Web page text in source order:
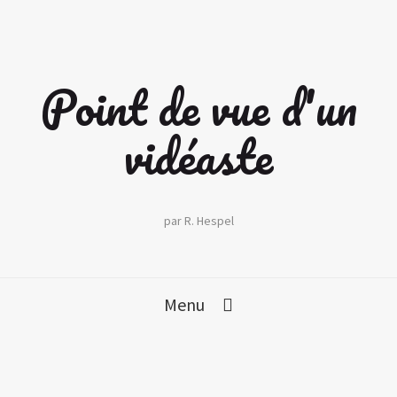
Point de vue d'un
vidéaste
par R. Hespel
Menu